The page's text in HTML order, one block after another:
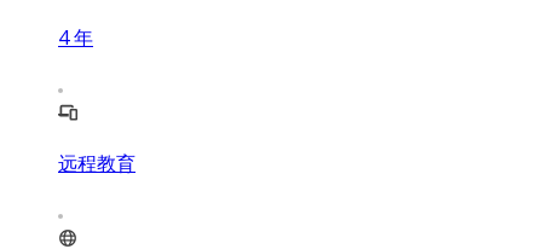
4年
远程教育